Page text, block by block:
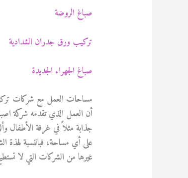
صباغ الروضة
تركيب ورق جدران الشدادية
صباغ الجهراء الجديدة
مساحات العمل مع شركات
أن العمل الذي تقدمه شركة
جذابة مثلاً في غرفة الأطفال
على أي مساحة، فبالنسبة لهذة
غيرها من الشركات التي لا